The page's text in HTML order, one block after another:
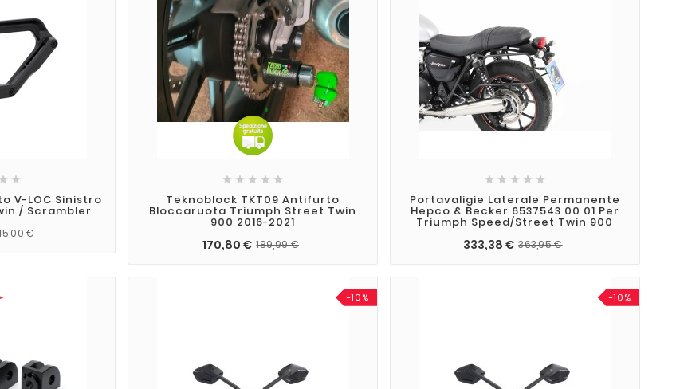
 
V-LOC Sinistro
/ Scrambler
€
    
Teknoblock TKT09 Antifurto
Bloccaruota Triumph Street Twin
900 2016-2021
170,80 € 189,99 €
    
Portavaligie Laterale Permanente
Hepco & Becker 6537543 00 01 Per
Triumph Speed/Street Twin 900
333,38 € 363,95 €
-10% -10%